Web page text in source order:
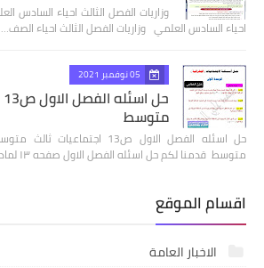
وزاريات الفصل الثالث احياء السادس
احياء السادس العلمي وزاريات الفصل الثالث احياء الصف…
05 نوفمبر 2021
متوسط
حل اسئله الفصل الاول ص13
متوسط قدمنا لكم حل اسئله الفصل الاول صفحه ١٣ لماد…
اقسام الموقع
الاخبار العامة